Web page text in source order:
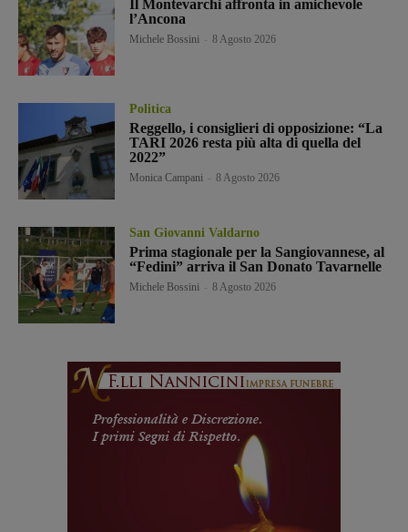
Il Montevarchi affronta in amichevole
l’Ancona
Michele Bossini 8 Agosto 2026
Politica
Reggello, i consiglieri di opposizione: “La
TARI 2026 resta più alta di quella del
2022”
Monica Campani 8 Agosto 2026
San Giovanni Valdarno
Prima stagionale per la Sangiovannese, al
“Fedini” arriva il San Donato Tavarnelle
Michele Bossini 8 Agosto 2026